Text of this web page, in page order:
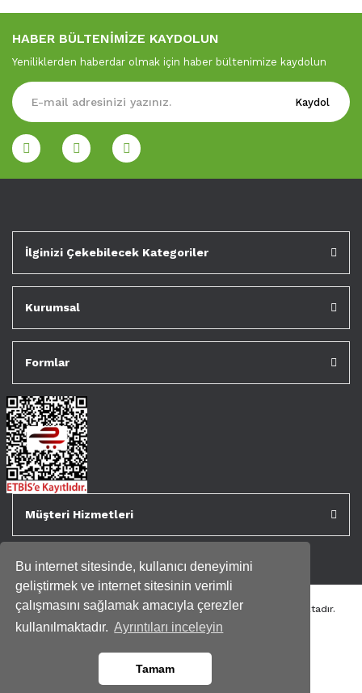
Bu internet sitesinde, kullanıcı deneyimini
geliştirmek ve internet sitesinin verimli
çalışmasını sağlamak amacıyla çerezler
kullanılmaktadır. Ayrıntıları inceleyin
Tamam
HABER BÜLTENİMİZE KAYDOLUN
Yeniliklerden haberdar olmak için haber bültenimize kaydolun
Kaydol
İlginizi Çekebilecek Kategoriler
Kurumsal
Formlar
Müşteri Hizmetleri
Tüm kredi kartı bilgileriniz 256bit SSL Sertifikası ile korunmaktadır.
Genispencere.com Tüm Hakları Saklıdır.